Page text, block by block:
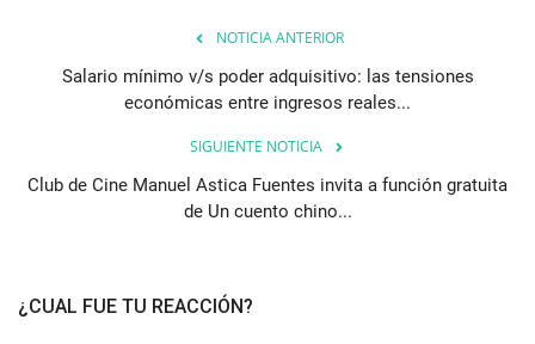
NOTICIA ANTERIOR
Salario mínimo v/s poder adquisitivo: las tensiones
económicas entre ingresos reales...
SIGUIENTE NOTICIA
Club de Cine Manuel Astica Fuentes invita a función gratuita
de Un cuento chino...
¿CUAL FUE TU REACCIÓN?